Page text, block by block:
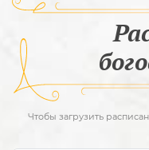
Чтобы загрузить